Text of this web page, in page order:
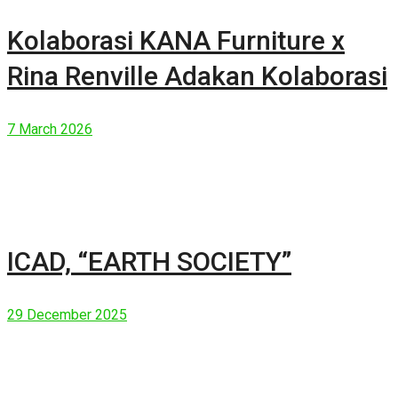
Kolaborasi KANA Furniture x
Rina Renville Adakan Kolaborasi
7 March 2026
ICAD, “EARTH SOCIETY”
29 December 2025